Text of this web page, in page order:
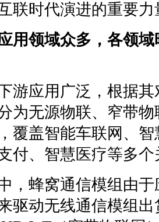
联时代演进的重要力
用领域众多，各领域
游应用广泛，根据
为无源物联、窄带
覆盖智能车联网、
付、智慧医疗等多
，蜂窝通信模组由
驱动无线通信模组